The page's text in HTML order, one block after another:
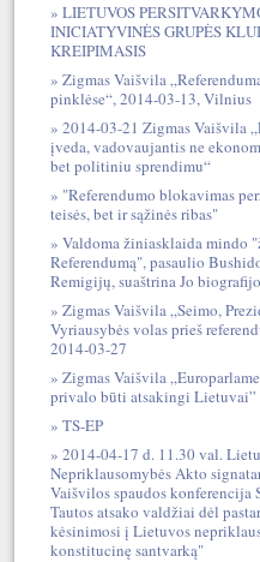
LIETUVOS
INICIATYVINĖS GRUPĖS
KREIPIMASIS
Zigmas Vaišvila
pinklėse“, 2014-03-13, Vilnius
2014-03-21 Zigmas Vaišvila
įveda, vadovaujantis ne
bet politiniu sprendimu“
"Referendumo blokavimas
teisės, bet ir sąžinės ribas"
Valdoma žiniasklaida mindo
Referendumą", pasaulio
Remigijų, suaštrina Jo
Zigmas Vaišvila „Seimo,
Vyriausybės volas prieš
2014-03-27
Zigmas Vaišvila
privalo būti atsakingi Lietuvai”
TS-EP
2014-04-17 d. 11.30 val.
Nepriklausomybės Akto
Vaišvilos spaudos konferencija
Tautos atsako valdžiai dėl
kėsinimosi į Lietuvos
konstitucinę santvarką"